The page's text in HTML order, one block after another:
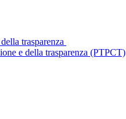
trasparenza
e della trasparenza (PTPCT)